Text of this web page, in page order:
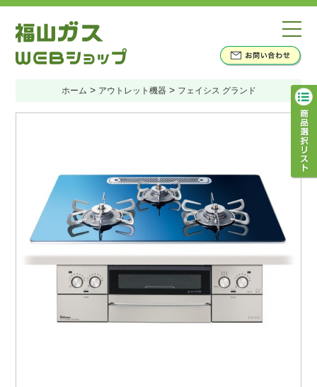
ホーム > アウトレット機器> フェイシス グランド